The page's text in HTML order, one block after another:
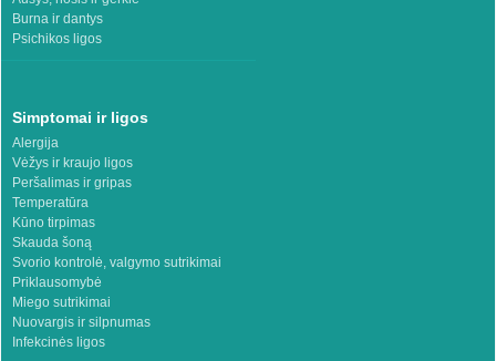
Burna ir dantys
Psichikos ligos
Simptomai ir ligos
Alergija
Vėžys ir kraujo ligos
Peršalimas ir gripas
Temperatūra
Kūno tirpimas
Skauda šoną
Svorio kontrolė, valgymo sutrikimai
Priklausomybė
Miego sutrikimai
Nuovargis ir silpnumas
Infekcinės ligos